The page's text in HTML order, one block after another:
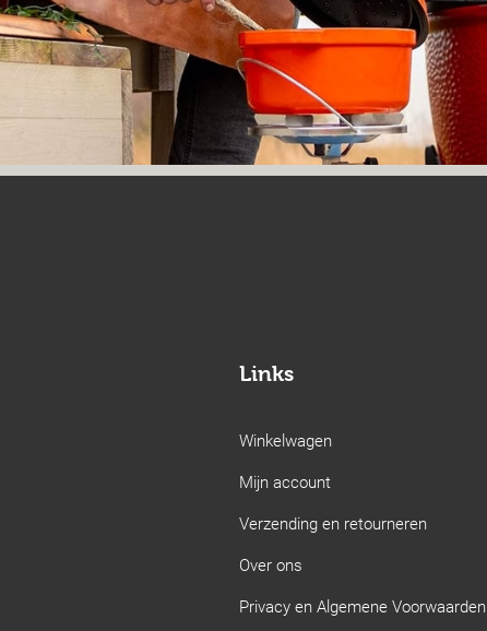
Links
Winkelwagen
Mijn account
Verzending en retourneren
Over ons
Privacy en Algemene Voorwaarden